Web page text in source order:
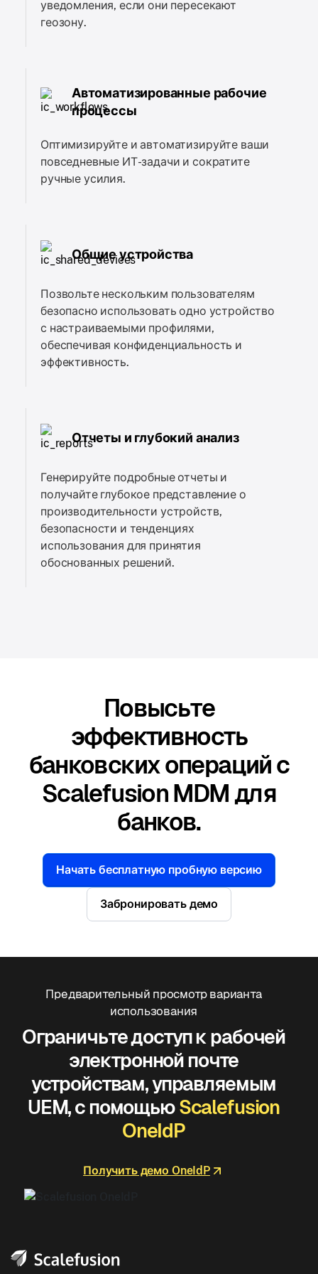
уведомления, если они пересекают
геозону.
Автоматизированные рабочие
процессы
Оптимизируйте и автоматизируйте ваши
повседневные ИТ-задачи и сократите
ручные усилия.
Общие устройства
Позвольте нескольким пользователям
безопасно использовать одно устройство
с настраиваемыми профилями,
обеспечивая конфиденциальность и
эффективность.
Отчеты и глубокий анализ
Генерируйте подробные отчеты и
получайте глубокое представление о
производительности устройств,
безопасности и тенденциях
использования для принятия
обоснованных решений.
Повысьте
эффективность
банковских операций с
Scalefusion MDM для
банков.
Начать бесплатную пробную версию
Забронировать демо
Предварительный просмотр варианта
использования
Ограничьте доступ к рабочей
электронной почте
устройствам, управляемым
UEM, с помощьюScalefusion
OneIdP
Получить демо OneIdP